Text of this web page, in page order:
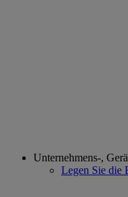
Unternehmens-,
Legen Sie die